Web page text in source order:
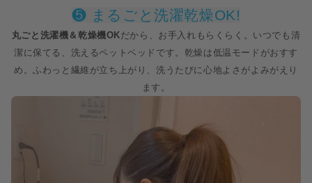
❺ まるごと洗濯乾燥OK!
丸ごと洗濯機＆乾燥機OKだから、お手入れもらくらく。いつでも清
潔に保てる、洗えるペットベッドです。乾燥は低温モードがおすす
め。ふわっと繊維が立ち上がり、洗うたびに心地よさがよみがえり
ます。